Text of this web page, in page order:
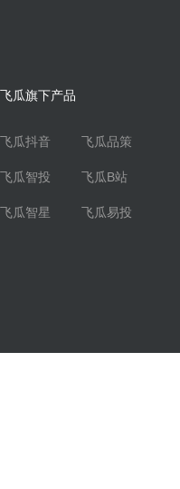
飞瓜旗下产品
飞瓜抖音 飞瓜品策
飞瓜智投 飞瓜B站
飞瓜智星 飞瓜易投